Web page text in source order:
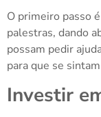
O primeiro passo
palestras, dando
possam pedir
para que se
Investir